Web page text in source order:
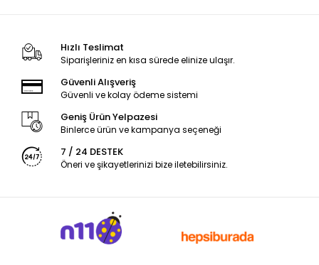
Hızlı Teslimat
Siparişleriniz en kısa sürede elinize ulaşır.
Güvenli Alışveriş
Güvenli ve kolay ödeme sistemi
Geniş Ürün Yelpazesi
Binlerce ürün ve kampanya seçeneği
7 / 24 DESTEK
Öneri ve şikayetlerinizi bize iletebilirsiniz.